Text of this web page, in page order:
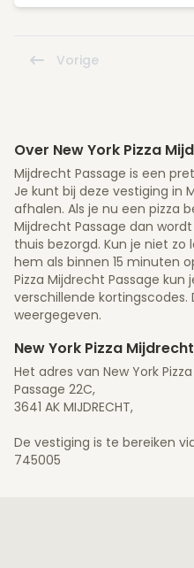
Vorige
Over New York Pizza
Mijdrecht Passage is een
Je kunt bij deze vestiging in
afhalen. Als je nu een pizza
Mijdrecht Passage dan
thuis bezorgd. Kun je niet
hem als binnen 15 minuten
Pizza Mijdrecht Passage kun
verschillende kortingscodes.
weergegeven.
New York Pizza
Het adres van New York
Passage 22C,
3641 AK MIJDRECHT,
De vestiging is te bereiken
745005